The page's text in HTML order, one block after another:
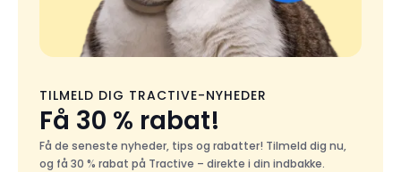
TILMELD DIG TRACTIVE-NYHEDER
Få 30 % rabat!
Få de seneste nyheder, tips og rabatter! Tilmeld dig nu,
og få 30 % rabat på Tractive – direkte i din indbakke.